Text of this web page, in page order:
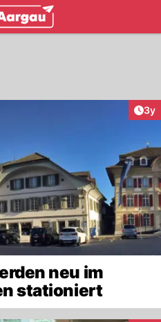
3y
neu im
stationiert